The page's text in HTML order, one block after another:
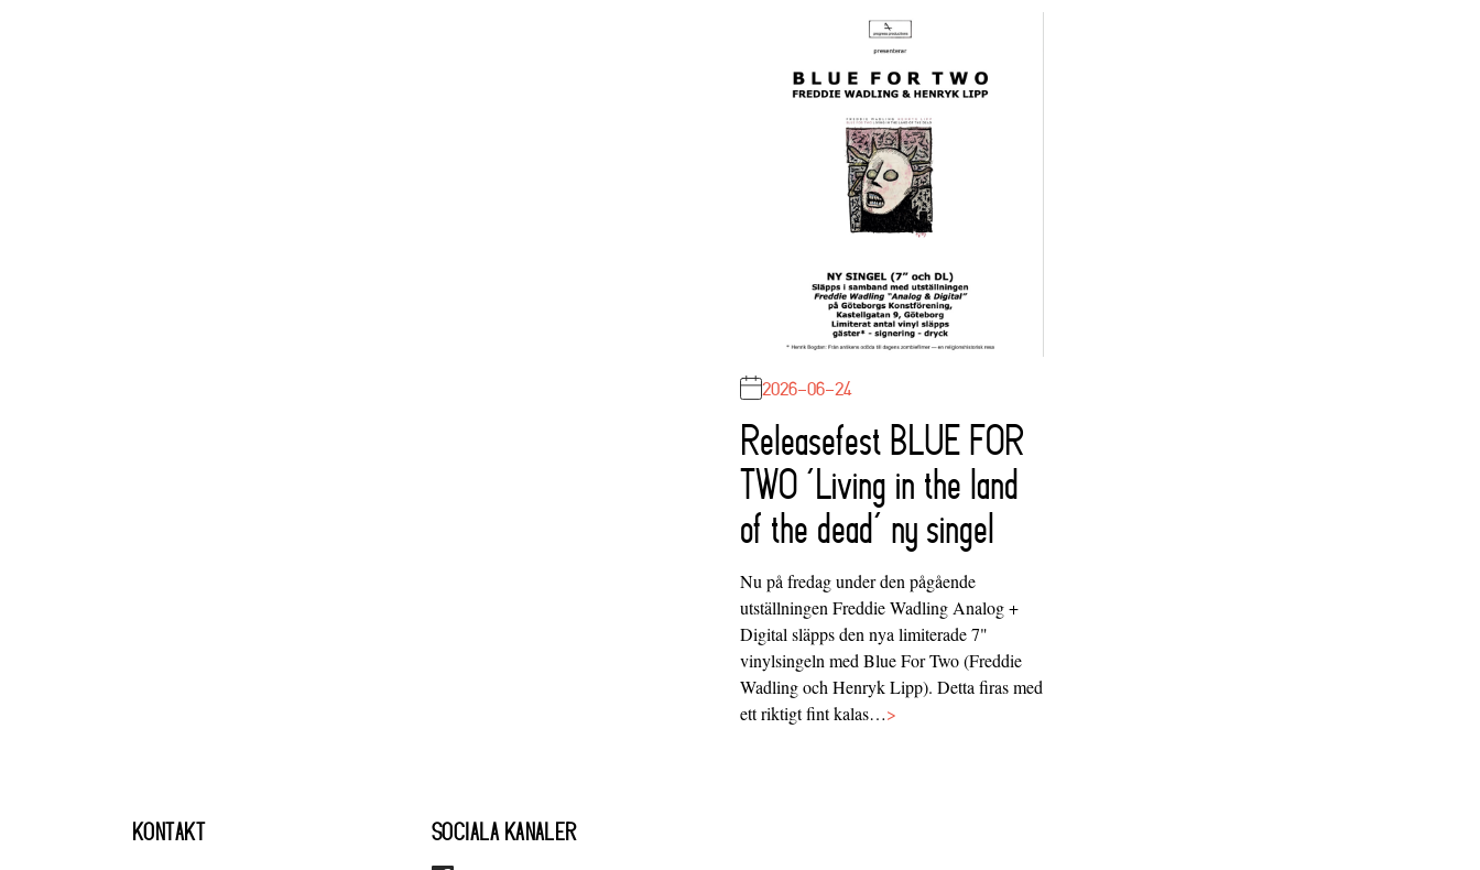
2026-06-24
Releasefest BLUE FOR
TWO ‘Living in the land
of the dead’ ny singel
Nu på fredag under den pågående
utställningen Freddie Wadling Analog +
Digital släpps den nya limiterade 7"
vinylsingeln med Blue For Two (Freddie
Wadling och Henryk Lipp). Detta firas med
ett riktigt fint kalas…>
KONTAKT SOCIALA KANALER